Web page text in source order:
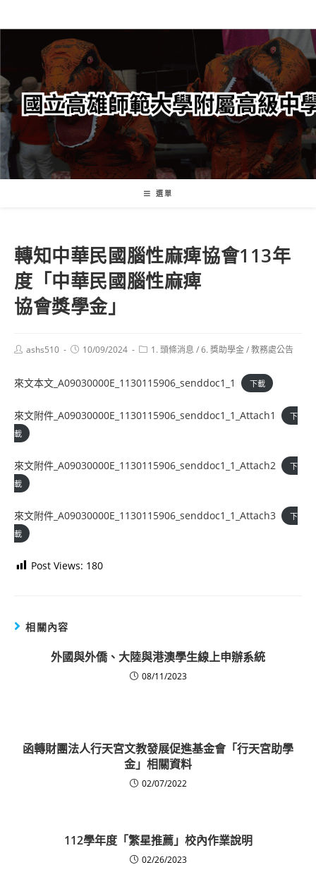
轉
要
內
容
選單
轉知中華民國腦性麻痺協會113年
度「中華民國腦性麻痺
協會獎學金」
Postashs510
Post10/09/2024
Post1. 頭條消息 /6. 獎助學金/教務處公告
來文本文_A09030000E_1130115906_senddoc1_1 下載
來文附件_A09030000E_1130115906_senddoc1_1_Attach1
下
載
來文附件_A09030000E_1130115906_senddoc1_1_Attach2
下
載
來文附件_A09030000E_1130115906_senddoc1_1_Attach3
下
載
Post Views: 180
相關內容
外國與外僑、大陸與港澳學生線上申辦系統
08/11/2023
函轉財團法人行天宮文教發展促進基金會「行天宮助學
金」相關資料
02/07/2022
112學年度「繁星推薦」校內作業說明
02/26/2023